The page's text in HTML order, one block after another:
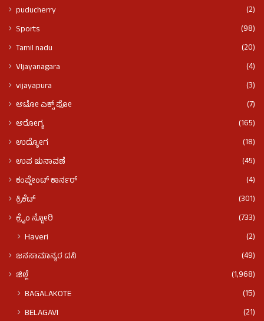
puducherry
(2)
Sports
(98)
Tamil nadu
(20)
VIjayanagara
(4)
vijayapura
(3)
ಆಟೋ ಎಕ್ಸ್ ಪೋ
(7)
ಆರೋಗ್ಯ
(165)
ಉದ್ಯೋಗ
(18)
ಉಪ ಚುನಾವಣೆ
(45)
ಕಂಪ್ಲೇಂಟ್ ಕಾರ್ನರ್
(4)
ಕ್ರಿಕೆಟ್
(301)
ಕ್ರೈಂ ಸ್ಟೋರಿ
(733)
Haveri (2)
ಜನಸಾಮಾನ್ಯರ ದನಿ
(49)
ಜಿಲ್ಲೆ
(1,968)
BAGALAKOTE
(15)
BELAGAVI
(21)